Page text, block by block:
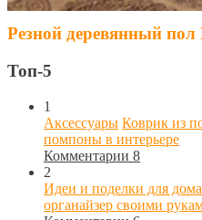
Резной деревянный
Топ-5
1
Аксессуары Коврик из
помпоны в интерьере
Комментарии 8
2
Идеи и поделки для дома
органайзер своими